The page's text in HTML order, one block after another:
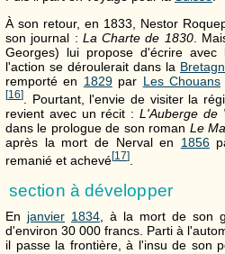
À son retour, en 1833, Nestor
son journal : La Charte de 1830.
Georges) lui propose d'écrire avec
l'action se déroulerait dans la
remporté en 1829par Les Chouans
[16] . Pourtant, l'envie de visiter la
revient avec un récit :L'Auberge de
dans le prologue de son roman Le
après la mort de Nerval en 1856
remanié et achevé[17]
section à développer
En janvier 1834 , à la mort de son
d'environ 30 000 francs. Parti à
il passe la frontière, à l'insu de son